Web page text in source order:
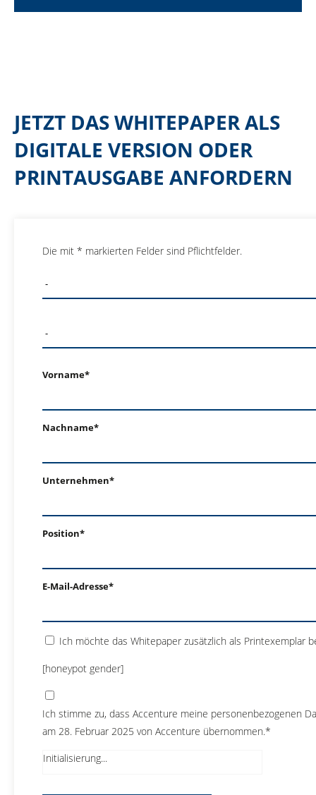
JETZT DAS WHITEPAPER ALS
DIGITALE VERSION ODER
PRINTAUSGABE ANFORDERN
Die mit * markierten Felder sind Pflichtfelder.
Vorname*
Nachname*
Unternehmen*
Position*
E-Mail-Adresse*
Ich möchte das Whitepaper zusätzlich als Printexemplar
[honeypot gender]
Ich stimme zu, dass Accenture meine personenbezogenen
am 28. Februar 2025 von Accenture übernommen.*
Initialisierung...